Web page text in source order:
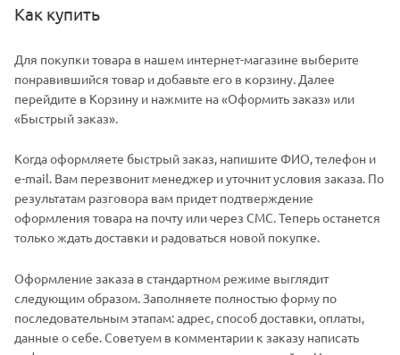
Как купить
Для покупки товара в нашем интернет-магазине выберите
понравившийся товар и добавьте его в корзину. Далее
перейдите в Корзину и нажмите на «Оформить заказ» или
«Быстрый заказ».
Когда оформляете быстрый заказ, напишите ФИО, телефон и
e-mail. Вам перезвонит менеджер и уточнит условия заказа. По
результатам разговора вам придет подтверждение
оформления товара на почту или через СМС. Теперь останется
только ждать доставки и радоваться новой покупке.
Оформление заказа в стандартном режиме выглядит
следующим образом. Заполняете полностью форму по
последовательным этапам: адрес, способ доставки, оплаты,
данные о себе. Советуем в комментарии к заказу написать